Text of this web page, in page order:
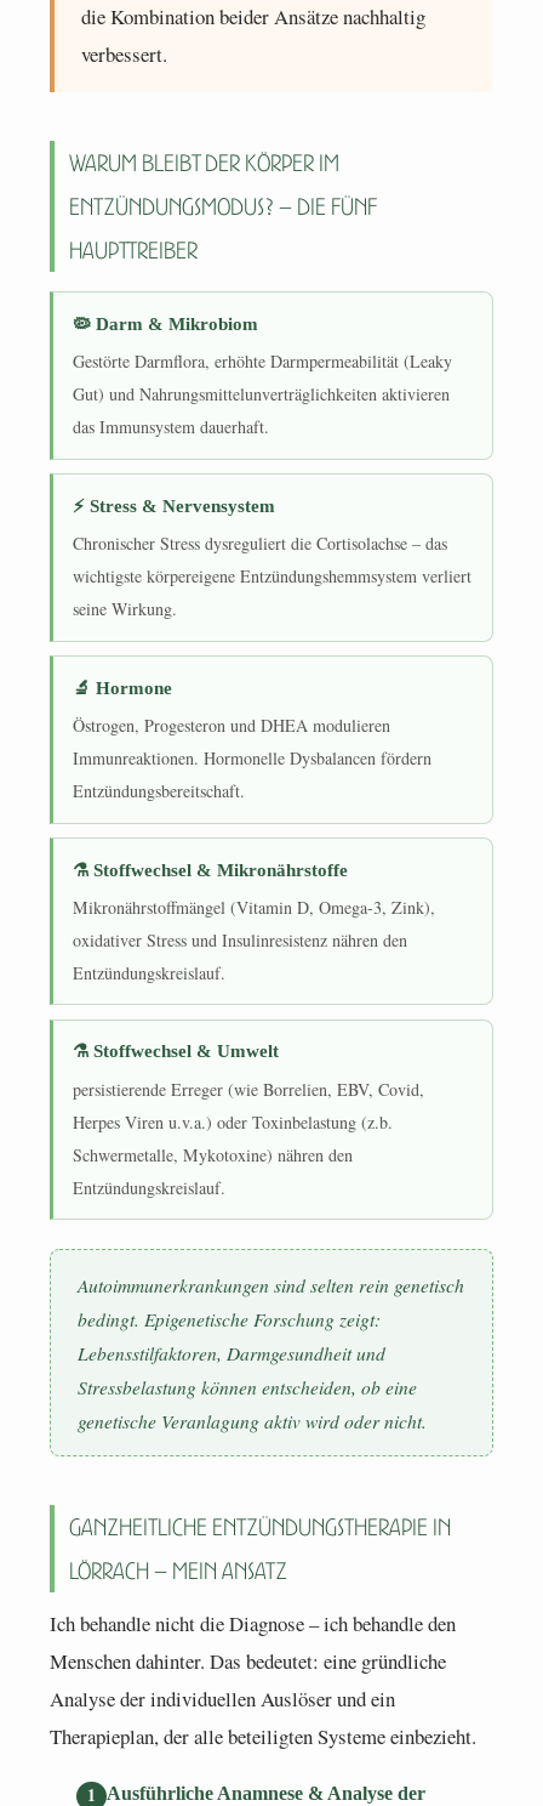
die Kombination beider Ansätze nachhaltig
verbessert.
Warum bleibt der Körper im
Entzündungsmodus? – Die fünf
Haupttreiber
🦠 Darm & Mikrobiom
Gestörte Darmflora, erhöhte Darmpermeabilität (Leaky
Gut) und Nahrungsmittelunverträglichkeiten aktivieren
das Immunsystem dauerhaft.
⚡ Stress & Nervensystem
Chronischer Stress dysreguliert die Cortisolachse – das
wichtigste körpereigene Entzündungshemmsystem verliert
seine Wirkung.
🔬 Hormone
Östrogen, Progesteron und DHEA modulieren
Immunreaktionen. Hormonelle Dysbalancen fördern
Entzündungsbereitschaft.
⚗ Stoffwechsel & Mikronährstoffe
Mikronährstoffmängel (Vitamin D, Omega-3, Zink),
oxidativer Stress und Insulinresistenz nähren den
Entzündungskreislauf.
⚗ Stoffwechsel & Umwelt
persistierende Erreger (wie Borrelien, EBV, Covid,
Herpes Viren u.v.a.) oder Toxinbelastung (z.b.
Schwermetalle, Mykotoxine) nähren den
Entzündungskreislauf.
Autoimmunerkrankungen sind selten rein genetisch
bedingt. Epigenetische Forschung zeigt:
Lebensstilfaktoren, Darmgesundheit und
Stressbelastung können entscheiden, ob eine
genetische Veranlagung aktiv wird oder nicht.
Ganzheitliche Entzündungstherapie in
Lörrach – mein Ansatz
Ich behandle nicht die Diagnose – ich behandle den
Menschen dahinter. Das bedeutet: eine gründliche
Analyse der individuellen Auslöser und ein
Therapieplan, der alle beteiligten Systeme einbezieht.
Ausführliche Anamnese & Analyse der